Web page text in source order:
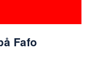
Fafo